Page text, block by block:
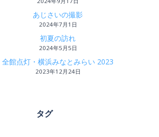
あじさいの撮影
2024年7月1日
初夏の訪れ
2024年5月5日
全館点灯・横浜みなとみらい 2023
2023年12月24日
タグ